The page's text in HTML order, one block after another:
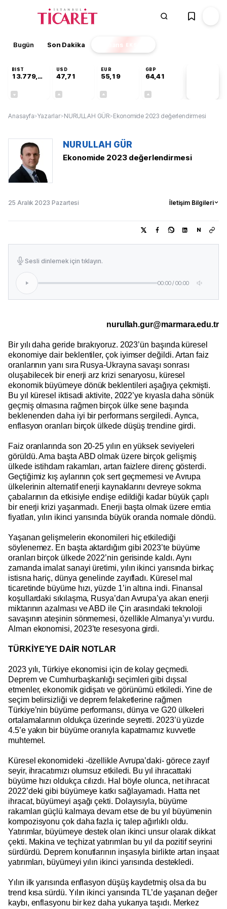
Bugün Son Dakika Finans EKSTRA
BIST
13.779,39
USD
47,71
EUR
55,19
GBP
64,41
Anasayfa>Yazarlar>NURULLAH GÜR>Ekonomide 2023 değerlendirmesi
NURULLAH GÜR
Ekonomide 2023 değerlendirmesi
25 Aralık 2023 Pazartesi İletişim Bilgileri
N
Sesli dinlemek için tıklayın.
00:00/00:00
nurullah.gur@marmara.edu.tr
Bir yılı daha geride bırakıyoruz. 2023’ün başında küresel
ekonomiye dair beklentiler, çok iyimser değildi. Artan faiz
oranlarının yanı sıra Rusya-Ukrayna savaşı sonrası
oluşabilecek bir enerji arz krizi senaryosu, küresel
ekonomik büyümeye dönük beklentileri aşağıya çekmişti.
Bu yıl küresel iktisadi aktivite, 2022’ye kıyasla daha sönük
geçmiş olmasına rağmen birçok ülke sene başında
beklenenden daha iyi bir performans sergiledi. Ayrıca,
enflasyon oranları birçok ülkede düşüş trendine girdi.
Faiz oranlarında son 20-25 yılın en yüksek seviyeleri
görüldü. Ama başta ABD olmak üzere birçok gelişmiş
ülkede istihdam rakamları, artan faizlere direnç gösterdi.
Geçtiğimiz kış aylarının çok sert geçmemesi ve Avrupa
ülkelerinin alternatif enerji kaynaklarını devreye sokma
çabalarının da etkisiyle endişe edildiği kadar büyük çaplı
bir enerji krizi yaşanmadı. Enerji başta olmak üzere emtia
fiyatları, yılın ikinci yarısında büyük oranda normale döndü.
Yaşanan gelişmelerin ekonomileri hiç etkilediği
söylenemez. En başta aktardığım gibi 2023’te büyüme
oranları birçok ülkede 2022’nin gerisinde kaldı. Aynı
zamanda imalat sanayi üretimi, yılın ikinci yarısında birkaç
istisna hariç, dünya genelinde zayıfladı. Küresel mal
ticaretinde büyüme hızı, yüzde 1’in altına indi. Finansal
koşullardaki sıkılaşma, Rusya’dan Avrupa’ya akan enerji
miktarının azalması ve ABD ile Çin arasındaki teknoloji
savaşının ateşinin sönmemesi, özellikle Almanya’yı vurdu.
Alman ekonomisi, 2023’te resesyona girdi.
TÜRKİYE’YE DAİR NOTLAR
2023 yılı, Türkiye ekonomisi için de kolay geçmedi.
Deprem ve Cumhurbaşkanlığı seçimleri gibi dışsal
etmenler, ekonomik gidişatı ve görünümü etkiledi. Yine de
seçim belirsizliği ve deprem felaketlerine rağmen
Türkiye’nin büyüme performansı, dünya ve G20 ülkeleri
ortalamalarının oldukça üzerinde seyretti. 2023’ü yüzde
4.5’e yakın bir büyüme oranıyla kapatmamız kuvvetle
muhtemel.
Küresel ekonomideki -özellikle Avrupa’daki- görece zayıf
seyir, ihracatımızı olumsuz etkiledi. Bu yıl ihracattaki
büyüme hızı oldukça cılızdı. Hal böyle olunca, net ihracat
2022’deki gibi büyümeye katkı sağlayamadı. Hatta net
ihracat, büyümeyi aşağı çekti. Dolayısıyla, büyüme
rakamları güçlü kalmaya devam etse de bu yıl büyümenin
kompozisyonu çok daha fazla iç talep ağırlıklı oldu.
Yatırımlar, büyümeye destek olan ikinci unsur olarak dikkat
çekti. Makina ve teçhizat yatırımları bu yıl da pozitif seyrini
sürdürdü. Deprem konutlarının inşasıyla birlikte artan inşaat
yatırımları, büyümeyi yılın ikinci yarısında destekledi.
Yılın ilk yarısında enflasyon düşüş kaydetmiş olsa da bu
trend kısa sürdü. Yılın ikinci yarısında TL’de yaşanan değer
kaybı, enflasyonu bir kez daha yukarıya taşıdı. Merkez